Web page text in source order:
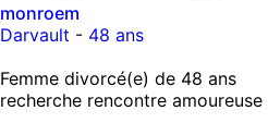
monroem
Darvault - 48 ans
Femme divorcé(e) de 48 ans
recherche rencontre amoureuse